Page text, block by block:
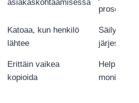
asiakaskohtaamisessa
prosessi
Katoaa, kun henkilö
lähtee
Säilyy
Erittäin vaikea
kopioida
Helppo
monistaa